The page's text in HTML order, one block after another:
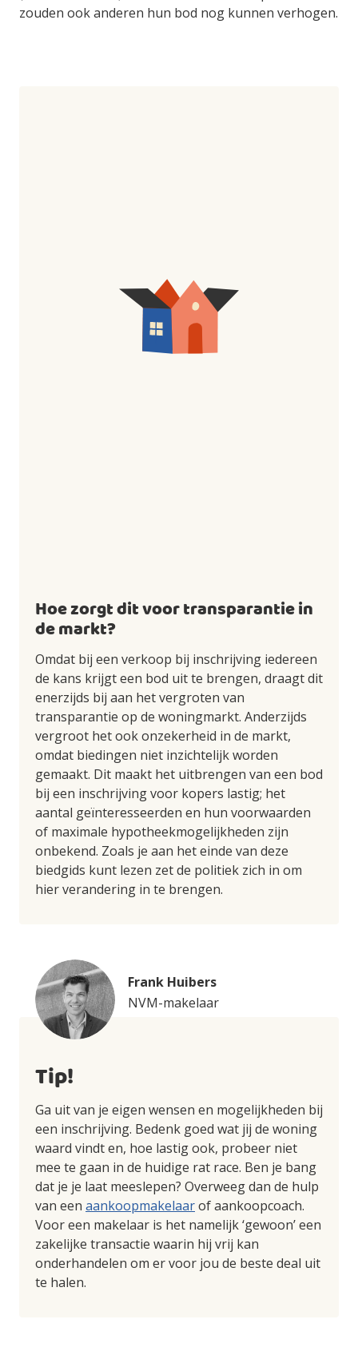
zouden ook anderen hun bod nog kunnen verhogen.
Hoe zorgt dit voor transparantie in
de markt?
Omdat bij een verkoop bij inschrijving iedereen
de kans krijgt een bod uit te brengen, draagt dit
enerzijds bij aan het vergroten van
transparantie op de woningmarkt. Anderzijds
vergroot het ook onzekerheid in de markt,
omdat biedingen niet inzichtelijk worden
gemaakt. Dit maakt het uitbrengen van een bod
bij een inschrijving voor kopers lastig; het
aantal geïnteresseerden en hun voorwaarden
of maximale hypotheekmogelijkheden zijn
onbekend. Zoals je aan het einde van deze
biedgids kunt lezen zet de politiek zich in om
hier verandering in te brengen.
Frank Huibers
NVM-makelaar
Tip!
Ga uit van je eigen wensen en mogelijkheden bij
een inschrijving. Bedenk goed wat jij de woning
waard vindt en, hoe lastig ook, probeer niet
mee te gaan in de huidige rat race. Ben je bang
dat je je laat meeslepen? Overweeg dan de hulp
van een aankoopmakelaarof aankoopcoach.
Voor een makelaar is het namelijk ‘gewoon’ een
zakelijke transactie waarin hij vrij kan
onderhandelen om er voor jou de beste deal uit
te halen.